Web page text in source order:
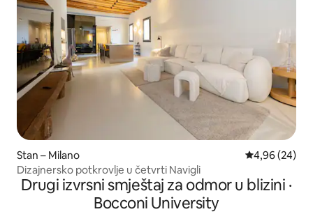
Stan – Milano Prosječna
4,96 (24)
Dizajnersko potkrovlje u četvrti Navigli
Drugi izvrsni smještaj za odmor u blizini ·
Bocconi University